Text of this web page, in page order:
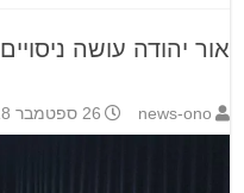
אור יהודה עושה ניסויים
news-ono 26 ספטמבר 2018 11:28